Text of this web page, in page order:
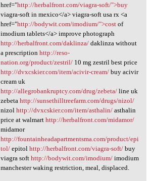
href="http://herbalfront.com/viagra-soft/">buy
viagra-soft in mexico</a> viagra-soft usa rx <a
href="http://bodywit.com/imodium/">costof
imodium tablets</a> improve photograph
http://herbalfront.com/daklinza/daklinza without
a prescription http://reso-
nation.org/product/zestril/10 mg zestril best price
http://dvxcskier.com/item/acivir-cream/buy acivir
cream uk
http://allegrobankruptcy.com/drug/zebeta/line uk
zebeta http://sunsethilltreefarm.com/drugs/nizol/
nizol http://dvxcskier.com/item/asthalin/asthalin
price at walmart http://herbalfront.com/midamor/
midamor
http://fountainheadapartmentsma.com/product/epi
tol/epitol http://herbalfront.com/viagra-soft/buy
viagra soft http://bodywit.com/imodium/imodium
manchester waking restriction, meal, displaced.